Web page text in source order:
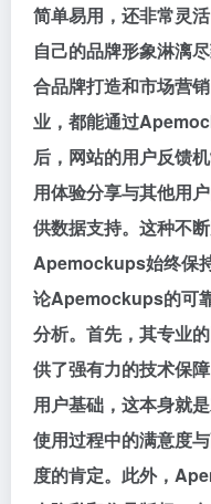
简单易用，还非常灵
自己的品牌形象淋漓
合品牌打造和市场营
业，都能通过
后，网站的用户反馈
用体验分享与其他用
供数据支持。这种不
Apemockups始终保
论Apemockups的可
分析。首先，其专业
供了强有力的技术保
用户基础，这本身就
使用过程中的满意度
度的肯定。此外，